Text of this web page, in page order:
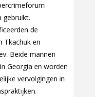
gebruikt.
de
Tkachuk en
Beide mannen
Georgia en worden
vervolgingen in